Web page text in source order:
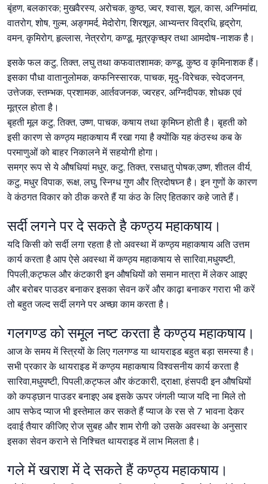
बृंहण, बलकारक; मुखवैरस्य, अरोचक, कुष्ठ, ज्वर, श्वास, शूल, कास, अग्निमांद्य,
वातरोग, शोष, गुल्म, अङ्गमर्द, मेदोरोग, शिरशूल, आभ्यन्तर विद्रधि, हृद्रोग,
वमन, कृमिरोग, हृल्लास, नेत्ररोग, कण्डू, मूत्रकृच्छ्र तथा आमदोष-नाशक है।
इसके फल कटु, तिक्त, लघु तथा कफवातशामक; कण्डू, कुष्ठ व कृमिनाशक हैं।
इसका पौधा वातानुलोमक, कफनिस्सारक, पाचक, मृदु-विरेचक, स्वेदजनन,
उत्तेजक, स्तम्भक, प्रशामक, आर्तवजनक, ज्वरहर, अग्निदीपक, शोधक एवं
मूत्रल होता है।
बृहती मूल कटु, तिक्त, उष्ण, पाचक, कषाय तथा कृमिघ्न होती है। बृहती को
इसी कारण से कण्ठ्य महाकषाय मैं रखा गया है क्योंकि यह कंठस्थ कब के
परमाणुओं को बाहर निकालने में सहयोगी होगा।
समग्र रूप से ये औषधियां मधुर, कटु, तिक्त, रसधातु पोषक,उष्ण, शीतल वीर्य,
कटु, मधुर विपाक, रूक्ष, लघु, स्निग्ध गुण और त्रिदोषघ्न है। इन गुणों के कारण
वे कंठगत विकार को ठीक करते हैं या कंठ के लिए हितकार कहे जाते हैं।
सर्दी लगने पर दे सकते है कण्ठ्य महाकषाय।
यदि किसी को सर्दी लगा रहता है तो अवस्था में कण्ठ्य महाकषाय अति उत्तम
कार्य करता है आप ऐसे अवस्था में कण्ठ्य महाकषाय से सारिवा,मधुयष्टी,
पिपली,कट्फल और कंटकारी इन औषधियों को समान मात्रा में लेकर आइए
और बरोबर पाउडर बनाकर इसका सेवन करें और काढ़ा बनाकर गरारा भी करें
तो बहुत जल्द सर्दी लगने पर अच्छा काम करता है।
गलगण्ड को समूल नष्ट करता है कण्ठ्य महाकषाय।
आज के समय में स्त्रियों के लिए गलगण्ड या थायराइड बहुत बड़ा समस्या है।
सभी प्रकार के थायराइड में कण्ठ्य महाकषाय विश्वसनीय कार्य करता है
सारिवा,मधुयष्टी, पिपली,कट्फल और कंटकारी, द्राक्षा, हंसपदी इन औषधियों
को कपड्छान पाउडर बनाइए अब इसके ऊपर जंगली प्याज यदि ना मिले तो
आप सफेद प्याज भी इस्तेमाल कर सकते हैं प्याज के रस से 7 भावना देकर
दवाई तैयार कीजिए रोज सुबह और शाम रोगी को उसके अवस्था के अनुसार
इसका सेवन कराने से निश्चित थायराइड में लाभ मिलता है।
गले में खराश में दे सकते हैं कण्ठ्य महाकषाय।